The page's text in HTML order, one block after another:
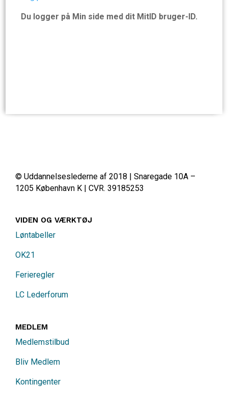
Du logger på Min side med dit MitID bruger-ID.
© Uddannelseslederne af 2018 | Snaregade 10A –
1205 København K | CVR. 39185253
VIDEN OG VÆRKTØJ
Løntabeller
OK21
Ferieregler
LC Lederforum
MEDLEM
Medlemstilbud
Bliv Medlem
Kontingenter